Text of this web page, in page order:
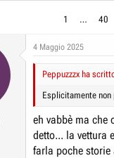
1 … 40
4 Maggio 2025
Peppuzzzx ha
Esplicitamente non
eh vabbè ma che
detto... la vettura
farla poche